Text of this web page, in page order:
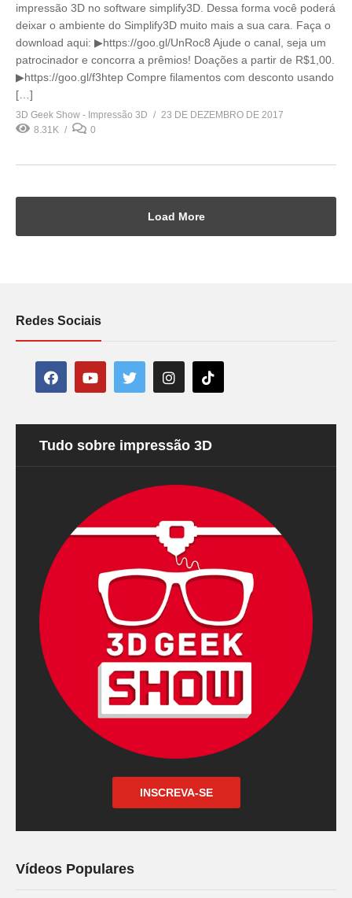
impressão 3D no software simplify3D. Dessa forma você poderá
deixar o ambiente do Simplify3D muito mais a sua cara. Faça o
download aqui: ▶https://goo.gl/UnRoc8 Ajude o canal, seja um
patrocinador e concorra a prêmios! Doações a partir de R$1,00.
▶https://goo.gl/f3htep Compre filamentos com desconto usando
[…]
3D Geek Show - Impressão 3D
23 DE DEZEMBRO DE 2017
8.31K
0
Load More
Redes Sociais
Tudo sobre impressão 3D
INSCREVA-SE
Vídeos Populares